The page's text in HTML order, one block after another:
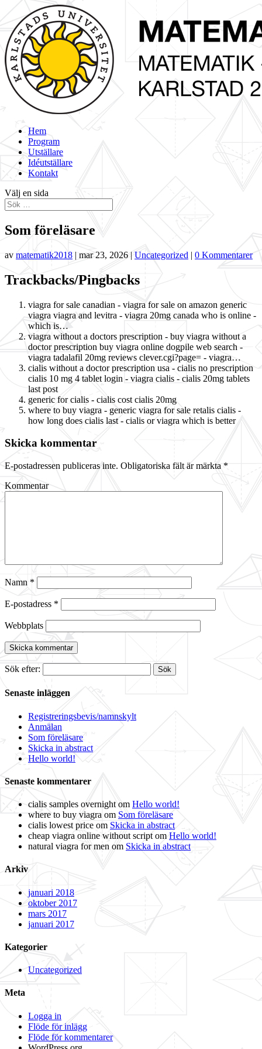
Hem
Program
Utställare
Idéutställare
Kontakt
Välj en sida
Som föreläsare
av matematik2018 | mar 23, 2026 | Uncategorized | 0 Kommentarer
Trackbacks/Pingbacks
viagra for sale canadian - viagra for sale on amazon generic
viagra viagra and levitra - viagra 20mg canada who is online -
which is…
viagra without a doctors prescription - buy viagra without a
doctor prescription buy viagra online dogpile web search -
viagra tadalafil 20mg reviews clever.cgi?page= - viagra…
cialis without a doctor prescription usa - cialis no prescription
cialis 10 mg 4 tablet login - viagra cialis - cialis 20mg tablets
last post
generic for cialis - cialis cost cialis 20mg
where to buy viagra - generic viagra for sale retalis cialis -
how long does cialis last - cialis or viagra which is better
Skicka kommentar
E-postadressen publiceras inte. Obligatoriska fält är märkta *
Kommentar
Namn *
E-postadress *
Webbplats
Sök efter:
Senaste inläggen
Registreringsbevis/namnskylt
Anmälan
Som föreläsare
Skicka in abstract
Hello world!
Senaste kommentarer
cialis samples overnight om Hello world!
where to buy viagra om Som föreläsare
cialis lowest price om Skicka in abstract
cheap viagra online without script om Hello world!
natural viagra for men om Skicka in abstract
Arkiv
januari 2018
oktober 2017
mars 2017
januari 2017
Kategorier
Uncategorized
Meta
Logga in
Flöde för inlägg
Flöde för kommentarer